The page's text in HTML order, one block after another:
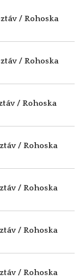
/ Rohoska
/ Rohoska
/ Rohoska
/ Rohoska
/ Rohoska
/ Rohoska
/ Rohoska